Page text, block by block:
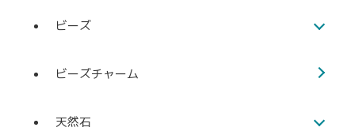
ビーズ
ビーズチャーム
天然石